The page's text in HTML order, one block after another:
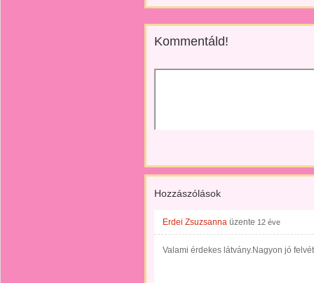
Kommentáld!
Hozzászólások
Erdei Zsuzsanna üzente 12 éve
Valami érdekes látvány.Nagyon jó